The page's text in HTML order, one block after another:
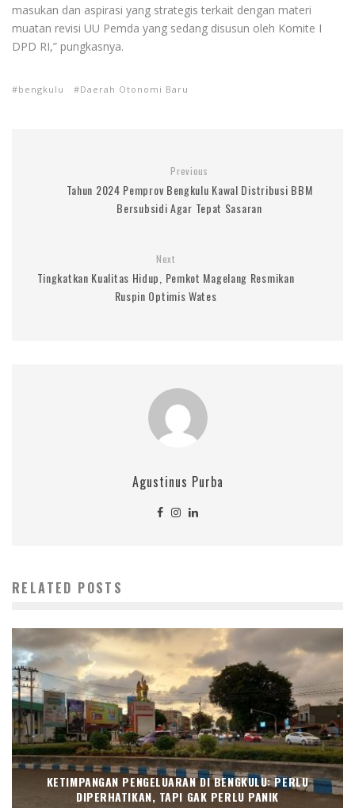
masukan dan aspirasi yang strategis terkait dengan materi
muatan revisi UU Pemda yang sedang disusun oleh Komite I
DPD RI,” pungkasnya.
bengkulu Daerah Otonomi Baru
Previous
Tahun 2024 Pemprov Bengkulu Kawal Distribusi BBM
Bersubsidi Agar Tepat Sasaran
Next
Tingkatkan Kualitas Hidup, Pemkot Magelang Resmikan
Ruspin Optimis Wates
Agustinus Purba
RELATED POSTS
KETIMPANGAN PENGELUARAN DI BENGKULU: PERLU
DIPERHATIKAN, TAPI GAK PERLU PANIK